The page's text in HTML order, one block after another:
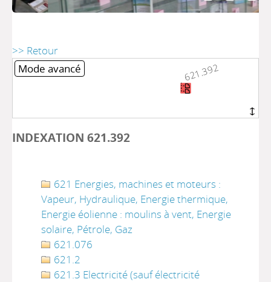
>> Retour
621.392
621.392
Mode avancé
INDEXATION 621.392
621 Energies, machines et moteurs :
Vapeur, Hydraulique, Energie thermique,
Energie éolienne : moulins à vent, Energie
solaire, Pétrole, Gaz
621.076
621.2
621.3 Electricité (sauf électricité